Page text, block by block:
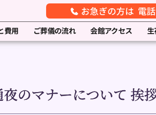
お急ぎの方は 電
費用
ご葬儀の流れ 会館アクセス 生
のマナーについて 挨